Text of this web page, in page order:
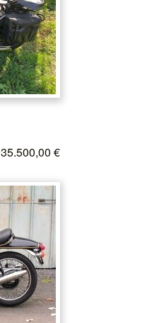
35.500,00 €